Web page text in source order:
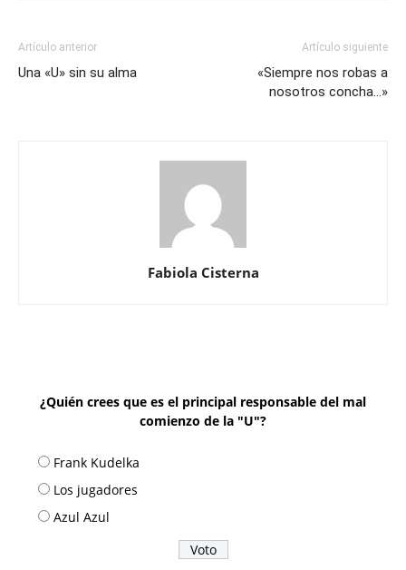
Artículo anterior
Una «U» sin su alma
Artículo siguiente
«Siempre nos robas a
nosotros concha…»
Fabiola Cisterna
¿Quién crees que es el principal responsable del mal
comienzo de la "U"?
Frank Kudelka
Los jugadores
Azul Azul